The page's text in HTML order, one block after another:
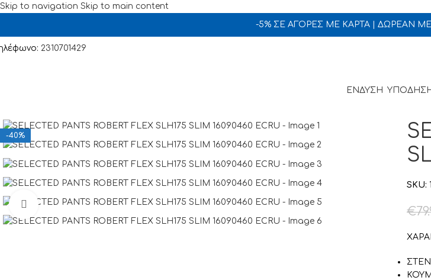
Skip to navigation Skip to main content
-5% ΣΕ ΑΓΟΡΕΣ ΜΕ ΚΑΡΤΑ | ΔΩΡΕΑΝ
2310701429
ΕΝΔΥΣΗ
-40%
Click to enlarge
SKU:
€